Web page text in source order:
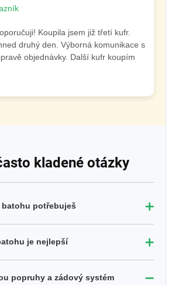
Koupila jsem již třetí kufr.
druhý den. Výborná komunikace s
objednávky. Další kufr koupím
kladené otázky
potřebuješ ➕
je nejlepší ➕
popruhy a zádový systém ➖